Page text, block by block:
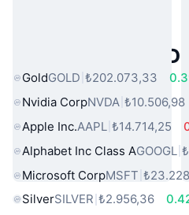
Popüler Gerçek
GoldGOLD ₺202.073,33
Nvidia CorpNVDA ₺10.506,98
Apple Inc.AAPL ₺14.714,25
Alphabet Inc Class AGOOGL
Microsoft CorpMSFT
SilverSILVER ₺2.956,36